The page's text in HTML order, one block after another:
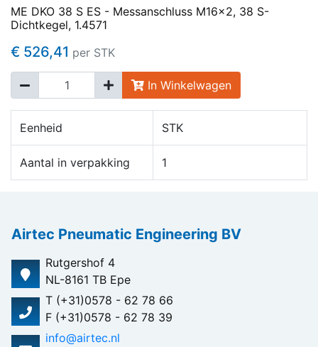
ME DKO 38 S ES - Messanschluss M16x2, 38 S-
Dichtkegel, 1.4571
€ 526,41 per STK
In Winkelwagen
Eenheid STK
Aantal in verpakking 1
Airtec Pneumatic Engineering BV
Rutgershof 4
NL-8161 TB Epe
T (+31)0578 - 62 78 66
F (+31)0578 - 62 78 39
info@airtec.nl